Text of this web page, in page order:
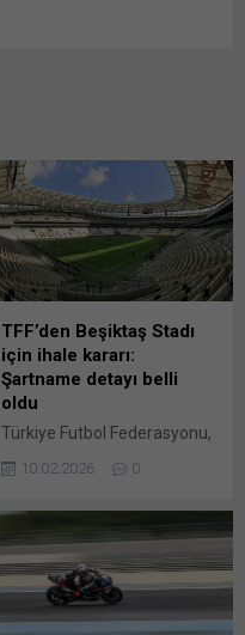
TFF’den Beşiktaş Stadı
için ihale kararı:
Şartname detayı belli
oldu
Türkiye Futbol Federasyonu,
sahipliği yapacak Tüpraş
Federasyonu, Beşiktaş
Stadyumu ile ilgili yeni bir
ihale sürecini başlattığını
duyurdu. TFF, “UELF 2026
10.02.2026 0